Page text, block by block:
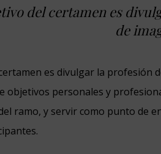
del certamen es
de
es divulgar la profesión
objetivos personales y
ramo, y servir como punto de